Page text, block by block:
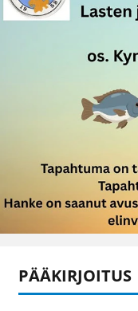
PÄÄKIRJOITUS